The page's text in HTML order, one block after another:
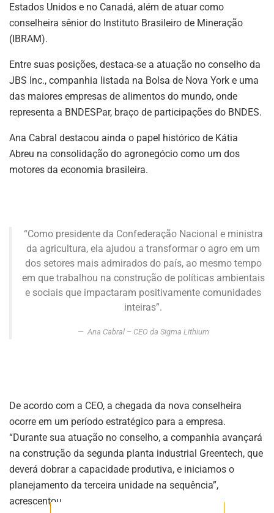
Estados Unidos e no Canadá, além de atuar como
conselheira sênior do Instituto Brasileiro de Mineração
(IBRAM).
Entre suas posições, destaca-se a atuação no conselho da
JBS Inc., companhia listada na Bolsa de Nova York e uma
das maiores empresas de alimentos do mundo, onde
representa a BNDESPar, braço de participações do BNDES.
Ana Cabral destacou ainda o papel histórico de Kátia
Abreu na consolidação do agronegócio como um dos
motores da economia brasileira.
“Como presidente da Confederação Nacional e ministra
da agricultura, ela ajudou a transformar o agro em um
dos setores mais admirados do país, ao mesmo tempo
em que trabalhou na construção de políticas ambientais
e sociais que impactaram positivamente comunidades
inteiras”.
Ana Cabral – CEO da Sigma Lithium
De acordo com a CEO, a chegada da nova conselheira
ocorre em um período estratégico para a empresa.
“Durante sua atuação no conselho, a companhia avançará
na construção da segunda planta industrial Greentech, que
deverá dobrar a capacidade produtiva, e iniciamos o
planejamento da terceira unidade na sequência”,
acrescentou.
NEWSLETTER